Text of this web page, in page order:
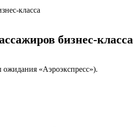
класса
бизнес-класса
ожидания «Аэроэкспресс»).